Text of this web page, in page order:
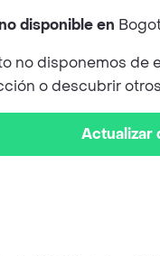
disponible en
no disponemos de
o descubrir
Actualizar